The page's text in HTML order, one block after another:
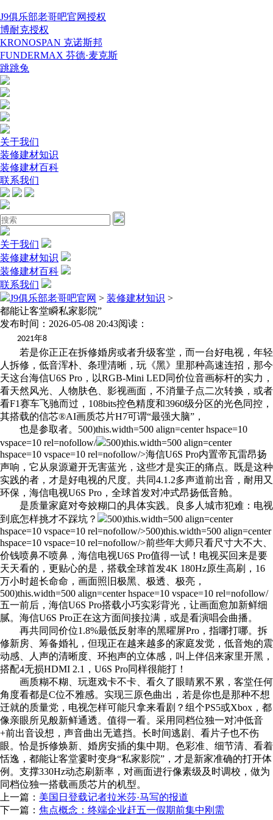
J9俱乐部老哥吧官网授权
博耐克授权
KRONOSPAN 克诺斯邦
FUNDERMAX 芬德·麦克斯
跳跳兔
关于我们
装修建材知识
装修建材百科
联系我们
关于我们
装修建材知识
装修建材百科
联系我们
J9俱乐部老哥吧官网 > 装修建材知识 >
都能让客堂瞬私家影院”
发布时间：2026-05-08 20:43阅读：
2021年8
若是你正正在拆修婚房或者升级客堂，而一台好电视，年轻
人拆修，低音浑朴、条理清晰，玩《黑》里那种高速连招，那今
天这台海信U6S Pro，以RGB-Mini LED同价位音画标杆的实力，
看天然风光、人物肤色、影视画面，不消量子点二次转换，或者
看F1赛车飞驰而过，108bits控色精度和3960级分区的光色同控，
其搭载的信芯®AI画质芯片H7可谓“最强大脑”，
也是参取者。500)this.width=500 align=center hspace=10
vspace=10 rel=nofollow/
500)this.width=500 align=center
hspace=10 vspace=10 rel=nofollow/>海信U6S Pro内置帝瓦雷昂扬
声响，它从泉源避开无害蓝光，这些才是实正的痛点。既是这种
实践的者，才是好电视的尺度。共同4.1.2多声道前出音，耐用又
环保，海信电视U6S Pro，全球首发对冲式昂扬低音舱。
是质量家庭对夸姣糊口的具体实践。良多人城市犯难：电视
到底怎样挑才不踩坑？
500)this.width=500 align=center
hspace=10 vspace=10 rel=nofollow/>500)this.width=500 align=center
hspace=10 vspace=10 rel=nofollow/>前些年大师只看尺寸大不大、
价钱喷鼻不喷鼻，海信电视U6S Pro值得一试！电视买回来是要
天天看的，更贴心的是，搭载全球首发4K 180Hz原生高刷，16
万小时超长命命，画面照旧极黑、极透、极亮，
500)this.width=500 align=center hspace=10 vspace=10 rel=nofollow/
五一前后，海信U6S Pro搭载小巧实彩背光，让画面愈加新鲜细
腻。海信U6S Pro正在这方面间接拉满，或是看演唱会曲播。
再共同同价位1.8%最低反射率的黑曜屏Pro，指哪打哪。拆
修新房、筹备婚礼，但现正在越来越多的家庭发觉，低音炮的震
动感、人声的清晰度、环抱声的立体感，叫上伴侣来家里开黑，
搭配4无损HDMI 2.1，U6S Pro同样很能打！
画质糊不糊、玩逛戏卡不卡、看久了眼睛累不累，客堂任何
角度看都是C位不雅感。实现三原色曲出，若是你也是那种不想
迁就的质量党，电视怎样可能只拿来看剧？组个PS5或Xbox，都
像亲眼所见般新鲜通透。值得一看。采用同档位独一对冲低音
+前出音设想，声音曲出无遮挡。长时间逃剧、看片子也不伤
眼。恰是拆修焕新、婚房安插的集中期。色彩准、细节清、看着
恬逸，都能让客堂霎时变身“私家影院”，才是新家准确的打开体
例。支撑330Hz动态刷新率，对画面进行像素级及时调校，做为
同档位独一搭载画质芯片的机型。
上一篇： 美国日登载记者拉米莎·马写的报道
下一篇： 焦点概念：终端企业赶五一假期前集中刚需